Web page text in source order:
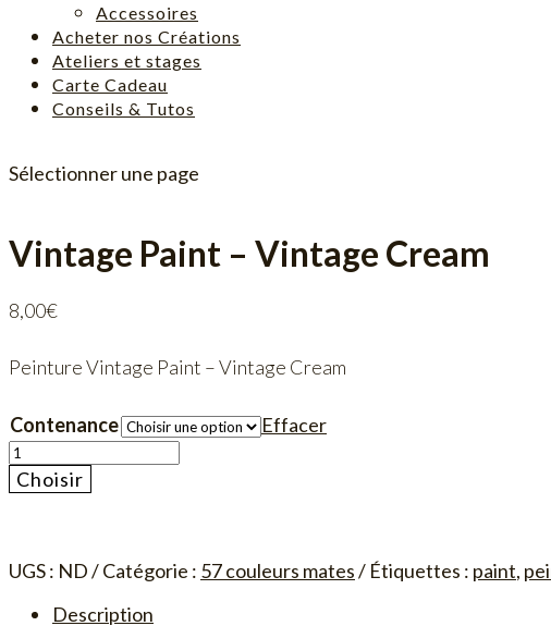
Accessoires
Acheter nos Créations
Ateliers et stages
Carte Cadeau
Conseils & Tutos
Sélectionner une page
Vintage Paint – Vintage Cream
8,00€
Peinture Vintage Paint – Vintage Cream
Contenance
Effacer
quantité
de
Vintage
Vintage
Choisir
UGS : ND Catégorie : 57 couleurs mates Étiquettes : paint,
Description